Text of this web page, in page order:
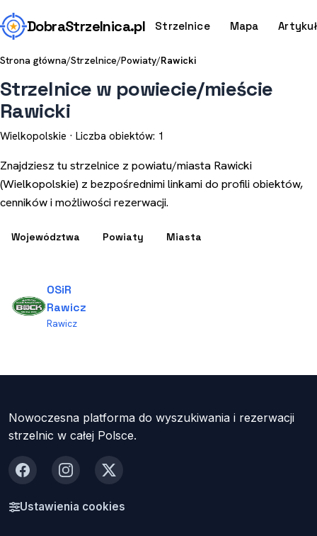
DobraStrzelnica.pl Strzelnice Mapa
Strona główna/Strzelnice/Powiaty/Rawicki
Strzelnice w powiecie/mieście
Rawicki
Wielkopolskie · Liczba obiektów: 1
Znajdziesz tu strzelnice z powiatu/miasta Rawicki
(Wielkopolskie) z bezpośrednimi linkami do profili obiektów,
cenników i możliwości rezerwacji.
Województwa Powiaty Miasta
OSiR
Rawicz
Rawicz
Nowoczesna platforma do wyszukiwania i rezerwacji
strzelnic w całej Polsce.
FacebookInstagram
X
Ustawienia cookies